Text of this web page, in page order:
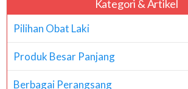
Kategori & Artikel
Pilihan Obat Laki
Produk Besar Panjang
Berbagai Perangsang